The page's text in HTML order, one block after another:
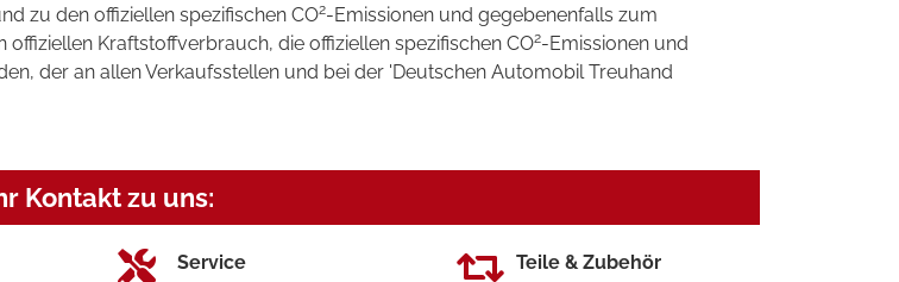
zu den offiziellen spezifischen CO2-Emissionen und gegebenenfalls zum
Kraftstoffverbrauch, die offiziellen spezifischen CO2-Emissionen und
der an allen Verkaufsstellen und bei der 'Deutschen Automobil Treuhand
Kontakt zu uns:
Service Teile & Zubehör